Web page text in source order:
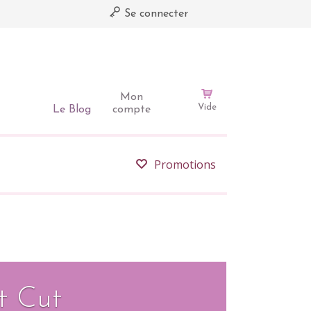
Se connecter
Mon
compte
Le Blog Vide
Promotions
Cut